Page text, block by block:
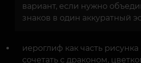
вариант, если нужно
знаков в один аккуратный
иероглиф как часть
сочетать с драконом,